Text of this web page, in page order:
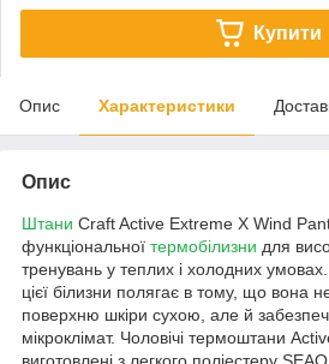
Купити
Опис Характеристики
Опис
Штани Craft Active Extreme X Wind
функціональної термобілизни для
тренувань у теплих і холодних
цієї білизни полягає в тому, що вона не
поверхню шкіри сухою, але й
мікроклімат. Чоловічі термоштани
виготовлені з легкого поліестеру